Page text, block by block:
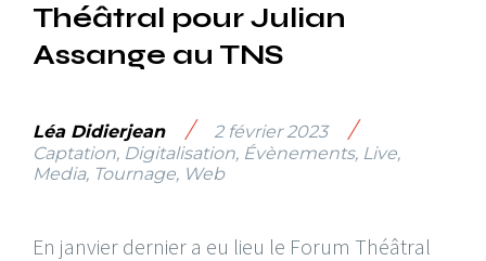
Théâtral pour Julian
Assange au TNS
Léa Didierjean / 2 février 2023 /
Captation, Digitalisation, Évènements, Live,
Media, Tournage, Web
En janvier dernier a eu lieu le Forum Théâtral